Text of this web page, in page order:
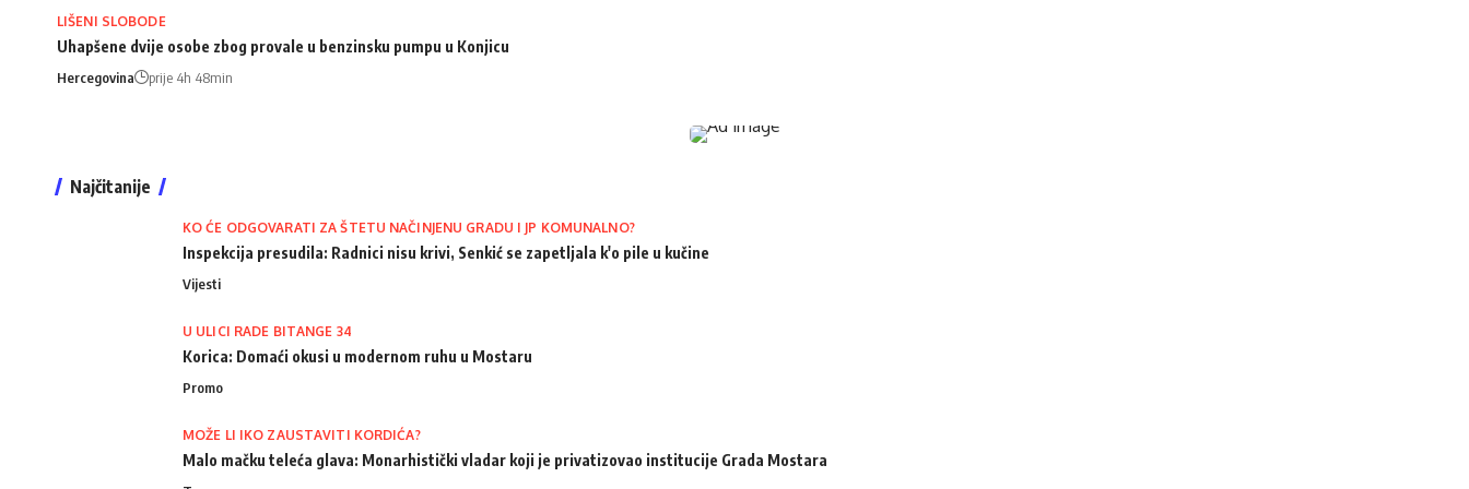
LIŠENI SLOBODE
Uhapšene dvije osobe zbog provale u benzinsku pumpu u Konjicu
Hercegovina prije 4h 48min
Najčitanije
KO ĆE ODGOVARATI ZA ŠTETU NAČINJENU GRADU I JP KOMUNALNO?
Inspekcija presudila: Radnici nisu krivi, Senkić se zapetljala k'o pile u kučine
Vijesti
U ULICI RADE BITANGE 34
Korica: Domaći okusi u modernom ruhu u Mostaru
Promo
MOŽE LI IKO ZAUSTAVITI KORDIĆA?
Malo mačku teleća glava: Monarhistički vladar koji je privatizovao institucije Grada Mostara